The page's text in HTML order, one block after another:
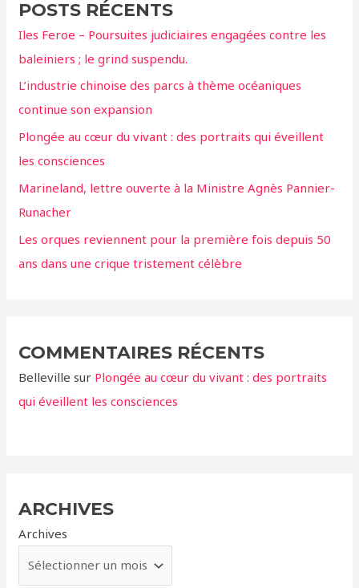
réels
dans
des
orques
r
c
h
e
r
:
POSTS RÉCENTS
Iles Feroe – Poursuites judiciaires engagées contre les
baleiniers ; le grind suspendu.
L’industrie chinoise des parcs à thème océaniques
continue son expansion
Plongée au cœur du vivant : des portraits qui éveillent
les consciences
Marineland, lettre ouverte à la Ministre Agnès Pannier-
Runacher
Les orques reviennent pour la première fois depuis 50
ans dans une crique tristement célèbre
COMMENTAIRES RÉCENTS
Belleville sur Plongée au cœur du vivant : des portraits
qui éveillent les consciences
ARCHIVES
Archives